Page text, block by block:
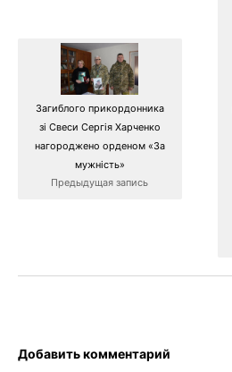
Загиблого прикордонника
зі Свеси Сергія Харченко
нагороджено орденом «За
мужність»
Предыдущая запись
Добавить комментарий